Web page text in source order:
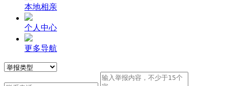
本地相亲
个人中心
更多导航